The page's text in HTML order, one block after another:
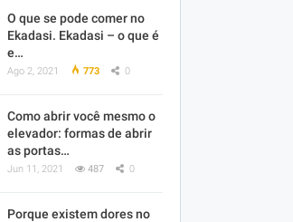
O que se pode comer no
Ekadasi. Ekadasi – o que é
e…
Ago 2, 2021 773 0
Como abrir você mesmo o
elevador: formas de abrir
as portas…
Jun 11, 2021 487 0
Porque existem dores no